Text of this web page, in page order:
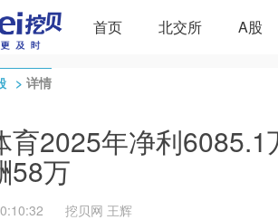
首页 北交所 A股
> 详情
育2025年净利
58万
挖贝网 王辉